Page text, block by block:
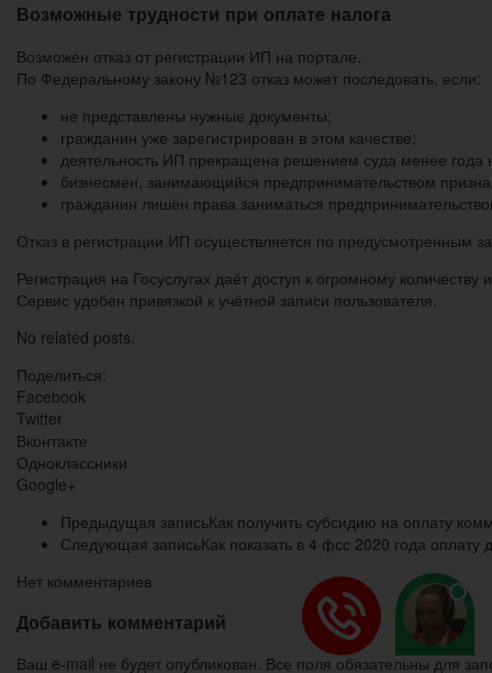
Возможные трудности при оплате налога
Возможен отказ от регистрации ИП на портале.
По Федеральному закону №123 отказ может последовать, если:
не представлены нужные документы;
гражданин уже зарегистрирован в этом качестве;
деятельность ИП прекращена решением суда менее года
бизнесмен, занимающийся предпринимательством
гражданин лишён права заниматься
Отказ в регистрации ИП осуществляется по предусмотренным
Регистрация на Госуслугах даёт доступ к огромному
Сервис удобен привязкой к учётной записи пользователя.
No related posts.
Поделиться:
Facebook
Twitter
Вконтакте
Одноклассники
Google+
Предыдущая записьКак получить субсидию на оплату
Следующая записьКак показать в 4 фсс 2020 года
Нет комментариев
Добавить комментарий
Ваш e-mail не будет опубликован. Все поля обязательны для